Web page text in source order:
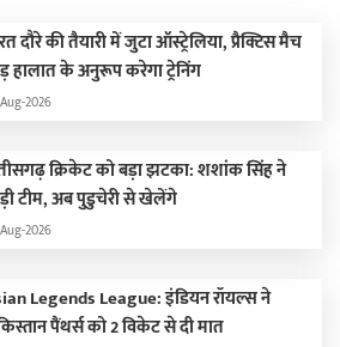
दौरे की तैयारी में जुटा ऑस्ट्रेलिया, प्रैक्टिस मैच
हालात के अनुरूप करेगा ट्रेनिंग
2026
क्रिकेट को बड़ा झटका: शशांक सिंह ने
टीम, अब पुडुचेरी से खेलेंगे
2026
Legends League: इंडियन रॉयल्स ने
पैंथर्स को 2 विकेट से दी मात